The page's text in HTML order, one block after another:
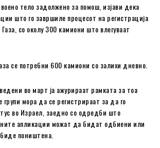
тело задолжено за помош, изјави дека
што го завршиле процесот на регистрација
со околу 300 камиони што влегуваат
се потребни 600 камиони со залихи дневно.
во март ја ажурираат рамката за тоа
групи мора да се регистрираат за да го
во Израел, заедно со одредби што
апликации можат да бидат одбиени или
поништена.